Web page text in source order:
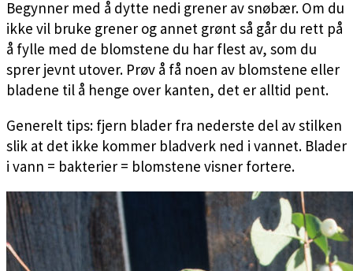
Begynner med å dytte nedi grener av snøbær. Om du
ikke vil bruke grener og annet grønt så går du rett på
å fylle med de blomstene du har flest av, som du
sprer jevnt utover. Prøv å få noen av blomstene eller
bladene til å henge over kanten, det er alltid pent.
Generelt tips: fjern blader fra nederste del av stilken
slik at det ikke kommer bladverk ned i vannet. Blader
i vann = bakterier = blomstene visner fortere.